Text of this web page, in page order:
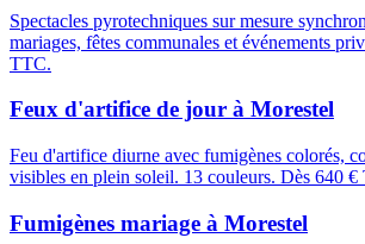
Spectacles pyrotechniques sur mesure
mariages, fêtes communales et événements
TTC.
Feux d'artifice de jour à Morestel
Feu d'artifice diurne avec fumigènes colorés,
visibles en plein soleil. 13 couleurs. Dès 640 €
Fumigènes mariage à Morestel